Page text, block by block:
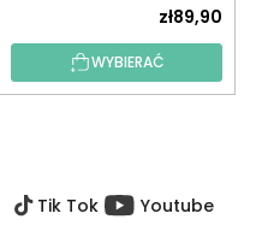
zł89,90
WYBIERAĆ
Tik Tok Youtube